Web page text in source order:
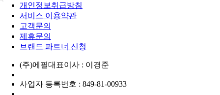
개인정보취급방침
서비스 이용약관
고객문의
제휴문의
브랜드 파트너 신청
(주)에필대표이사 : 이경준
사업자 등록번호 : 849-81-00933